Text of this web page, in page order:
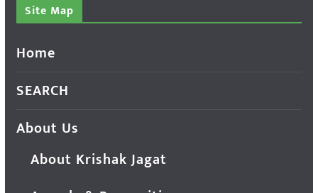
Site Map
Home
SEARCH
About Us
About Krishak Jagat